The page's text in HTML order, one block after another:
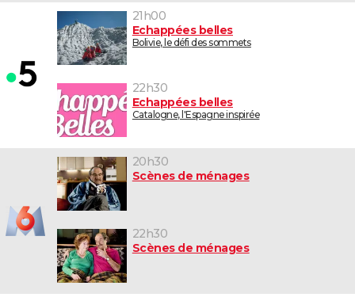
21h00
Echappées belles
Bolivie, le défi des sommets
22h30
Echappées belles
Catalogne, l'Espagne inspirée
20h30
Scènes de ménages
22h30
Scènes de ménages